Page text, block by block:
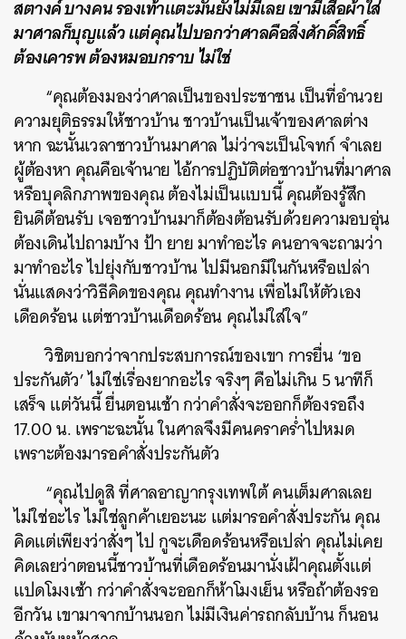
สตางค์ บางคน รองเท้าแตะมันยังไม่มีเลย เขามีเสื้อผ้าใส่
มาศาลก็บุญแล้ว แต่คุณไปบอกว่าศาลคือสิ่งศักดิ์สิทธิ์
ต้องเคารพ ต้องหมอบกราบ ไม่ใช่
“คุณต้องมองว่าศาลเป็นของประชาชน เป็นที่อำนวย
ความยุติธรรมให้ชาวบ้าน ชาวบ้านเป็นเจ้าของศาลต่าง
หาก ฉะนั้นเวลาชาวบ้านมาศาล ไม่ว่าจะเป็นโจทก์ จำเลย
ผู้ต้องหา คุณคือเจ้านาย ไอ้การปฏิบัติต่อชาวบ้านที่มาศาล
หรือบุคลิกภาพของคุณ ต้องไม่เป็นแบบนี้ คุณต้องรู้สึก
ยินดีต้อนรับ เจอชาวบ้านมาก็ต้องต้อนรับด้วยความอบอุ่น
ต้องเดินไปถามบ้าง ป้า ยาย มาทำอะไร คนอาจจะถามว่า
มาทำอะไร ไปยุ่งกับชาวบ้าน ไปมีนอกมีในกันหรือเปล่า
นั่นแสดงว่าวิธีคิดของคุณ คุณทำงาน เพื่อไม่ให้ตัวเอง
เดือดร้อน แต่ชาวบ้านเดือดร้อน คุณไม่ใส่ใจ”
วิชิตบอกว่าจากประสบการณ์ของเขา การยื่น ‘ขอ
ประกันตัว’ ไม่ใช่เรื่องยากอะไร จริงๆ คือไม่เกิน 5 นาทีก็
เสร็จ แต่วันนี้ ยื่นตอนเช้า กว่าคำสั่งจะออกก็ต้องรอถึง
17.00 น. เพราะฉะนั้น ในศาลจึงมีคนคราคร่ำไปหมด
เพราะต้องมารอคำสั่งประกันตัว
“คุณไปดูสิที่ศาลอาญากรุงเทพใต้ คนเต็มศาลเลย
ไม่ใช่อะไร ไม่ใช่ลูกค้าเยอะนะ แต่มารอคำสั่งประกัน คุณ
คิดแต่เพียงว่าสั่งๆ ไป กูจะเดือดร้อนหรือเปล่า คุณไม่เคย
คิดเลยว่าตอนนี้ชาวบ้านที่เดือดร้อนมานั่งเฝ้าคุณตั้งแต่
แปดโมงเช้า กว่าคำสั่งจะออกก็ห้าโมงเย็น หรือถ้าต้องรอ
อีกวัน เขามาจากบ้านนอก ไม่มีเงินค่ารถกลับบ้าน ก็นอน